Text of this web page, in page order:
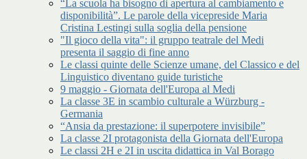
“La scuola ha bisogno di apertura al cambiamento e
disponibilità”. Le parole della vicepreside Maria
Cristina Lestingi sulla soglia della pensione
"Il gioco della vita": il gruppo teatrale del Medi
presenta il saggio di fine anno
Le classi quinte delle Scienze umane, del Classico e del
Linguistico diventano guide turistiche
9 maggio - Giornata dell'Europa al Medi
La classe 3E in scambio culturale a Würzburg -
Germania
“Ansia da prestazione: il superpotere invisibile”
La classe 2I protagonista della Giornata dell'Europa
Le classi 2H e 2I in uscita didattica in Val Borago